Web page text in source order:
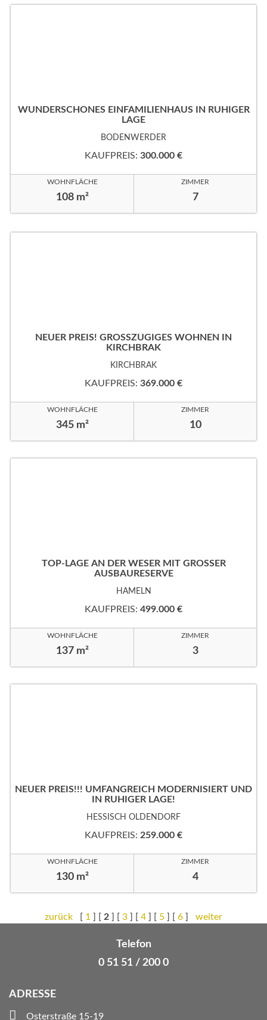
WUNDERSCHÖNES EINFAMILIENHAUS IN RUHIGER
LAGE
BODENWERDER
KAUFPREIS: 300.000 €
WOHNFLÄCHE
108 m²
ZIMMER
7
NEUER PREIS! GROSSZÜGIGES WOHNEN IN K
IRCHBRAK
KIRCHBRAK
KAUFPREIS: 369.000 €
WOHNFLÄCHE
345 m²
ZIMMER
10
TOP-LAGE AN DER WESER MIT GROSSER
AUSBAURESERVE
HAMELN
KAUFPREIS: 499.000 €
WOHNFLÄCHE
137 m²
ZIMMER
3
NEUER PREIS!!! UMFANGREICH MODERNISIERT UND
IN RUHIGER LAGE!
HESSISCH OLDENDORF
KAUFPREIS: 259.000 €
WOHNFLÄCHE
130 m²
ZIMMER
4
zurück [ 1 ] [ 2 ] [ 3 ] [ 4 ] [ 5 ] [ 6 ] weiter
Telefon
0 51 51 / 200 0
ADRESSE
Osterstraße 15-19